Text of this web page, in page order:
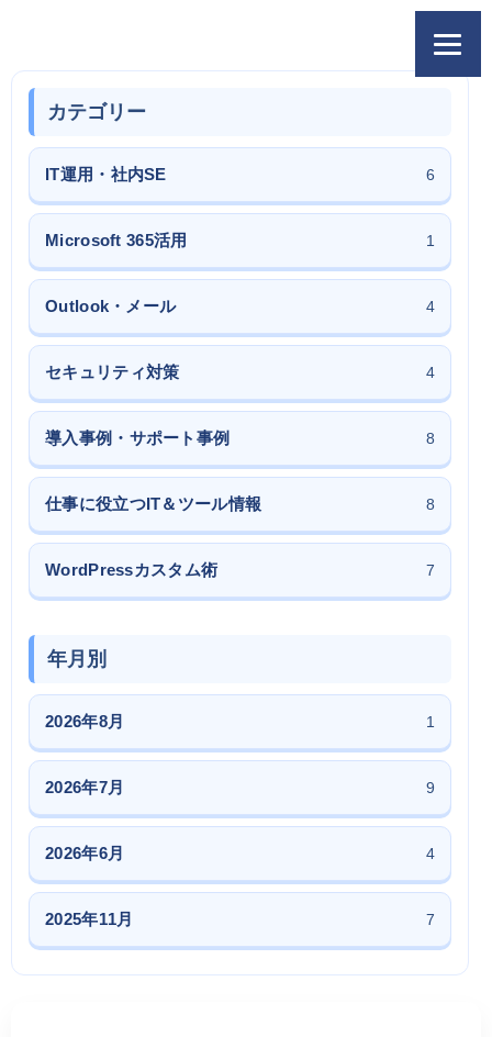
カテゴリー
IT運用・社内SE 6
Microsoft 365活用 1
Outlook・メール 4
セキュリティ対策 4
導入事例・サポート事例 8
仕事に役立つIT＆ツール情報 8
WordPressカスタム術 7
年月別
2026年8月 1
2026年7月 9
2026年6月 4
2025年11月 7